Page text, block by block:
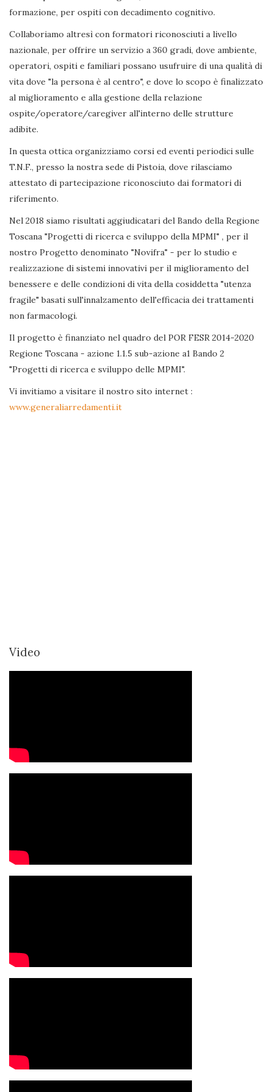
formazione, per ospiti con decadimento cognitivo.
Collaboriamo altresì con formatori riconosciuti a livello
nazionale, per offrire un servizio a 360 gradi, dove ambiente,
operatori, ospiti e familiari possano usufruire di una qualità di
vita dove "la persona è al centro", e dove lo scopo è finalizzato
al miglioramento e alla gestione della relazione
ospite/operatore/caregiver all'interno delle strutture
adibite.
In questa ottica organizziamo corsi ed eventi periodici sulle
T.N.F., presso la nostra sede di Pistoia, dove rilasciamo
attestato di partecipazione riconosciuto dai formatori di
riferimento.
Nel 2018 siamo risultati aggiudicatari del Bando della Regione
Toscana "Progetti di ricerca e sviluppo della MPMI" , per il
nostro Progetto denominato "Novifra" - per lo studio e
realizzazione di sistemi innovativi per il miglioramento del
benessere e delle condizioni di vita della cosiddetta "utenza
fragile" basati sull'innalzamento dell'efficacia dei trattamenti
non farmacologi.
Il progetto è finanziato nel quadro del POR FESR 2014-2020
Regione Toscana - azione 1.1.5 sub-azione a1 Bando 2
"Progetti di ricerca e sviluppo delle MPMI".
Vi invitiamo a visitare il nostro sito internet :
www.generaliarredamenti.it
Video